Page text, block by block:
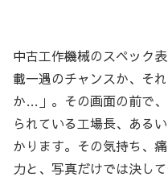
中古工作機械のスペック
載一遇のチャンスか、そ
か…」。その画面の前で
られている工場長、ある
かります。その気持ち、
力と、写真だけでは決し